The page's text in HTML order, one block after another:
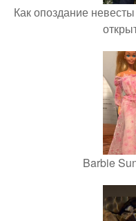
Как опоздание
Barbie